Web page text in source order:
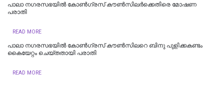
പാലാ നഗരസഭയിൽ കോൺഗ്രസ് കൗൺസിലർക്കെതിരെ മോഷണ
പരാതി
READ MORE
പാലാ നഗരസഭയില്‍ കോൺഗ്രസ് കൗൺസിലറെ ബിനു പുളിക്കകണ്ടം
കൈയേറ്റം ചെയ്തതായി പരാതി
READ MORE